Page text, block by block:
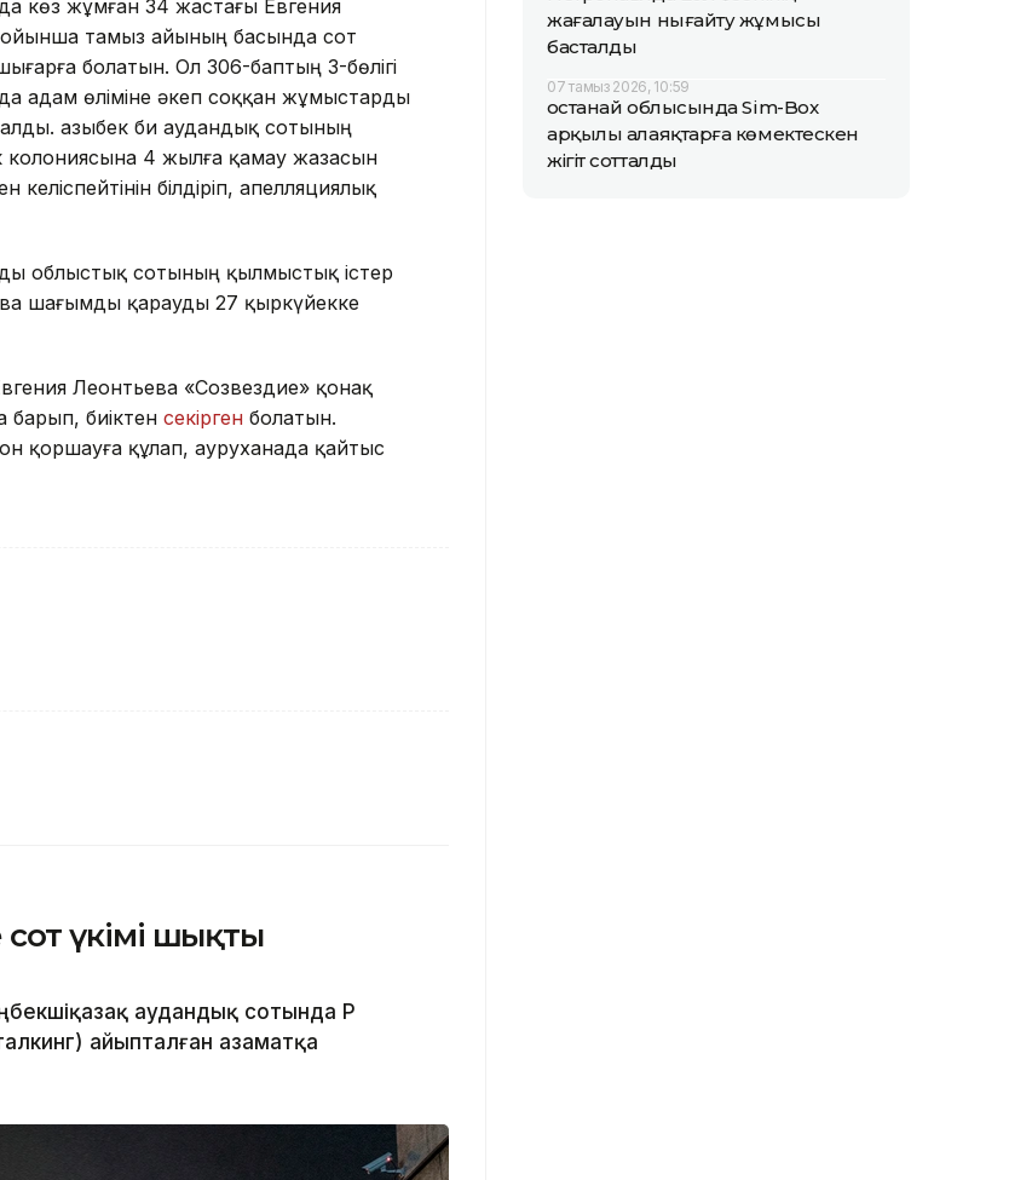
көз жұмған 34 жастағы Евгения
тамыз айының басында сот
болатын. Ол 306-баптың 3-бөлігі
адам өліміне әкеп соққан жұмыстарды
Қазыбек би аудандық сотының
колониясына 4 жылға қамау жазасын
білдіріп, апелляциялық
облыстық сотының қылмыстық істер
шағымды қарауды 27 қыркүйекке
Леонтьева «Созвездие» қонақ
барып, биіктен секірген болатын.
қоршауға құлап, ауруханада қайтыс
үкімі шықты
аудандық сотында ҚР
айыпталған азаматқа
жағалауын нығайту жұмысы
басталды
07 тамыз 2026, 10:59
Қостанай облысында Sim-Box
арқылы алаяқтарға көмектескен
жігіт сотталды